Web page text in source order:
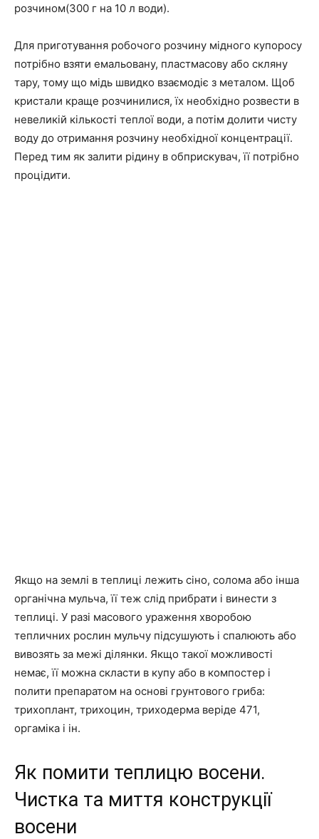
розчином(300 г на 10 л води).
Для приготування робочого розчину мідного купоросу
потрібно взяти емальовану, пластмасову або скляну
тару, тому що мідь швидко взаємодіє з металом. Щоб
кристали краще розчинилися, їх необхідно розвести в
невеликій кількості теплої води, а потім долити чисту
воду до отримання розчину необхідної концентрації.
Перед тим як залити рідину в обприскувач, її потрібно
процідити.
Якщо на землі в теплиці лежить сіно, солома або інша
органічна мульча, її теж слід прибрати і винести з
теплиці. У разі масового ураження хворобою
тепличних рослин мульчу підсушують і спалюють або
вивозять за межі ділянки. Якщо такої можливості
немає, її можна скласти в купу або в компостер і
полити препаратом на основі грунтового гриба:
трихоплант, трихоцин, триходерма веріде 471,
оргаміка і ін.
Як помити теплицю восени.
Чистка та миття конструкції
восени